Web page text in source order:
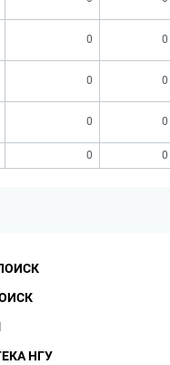
0 0
0 0
0 0
0 0
НГУ